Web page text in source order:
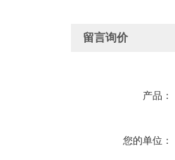
留言询价
产品：
您的单位：